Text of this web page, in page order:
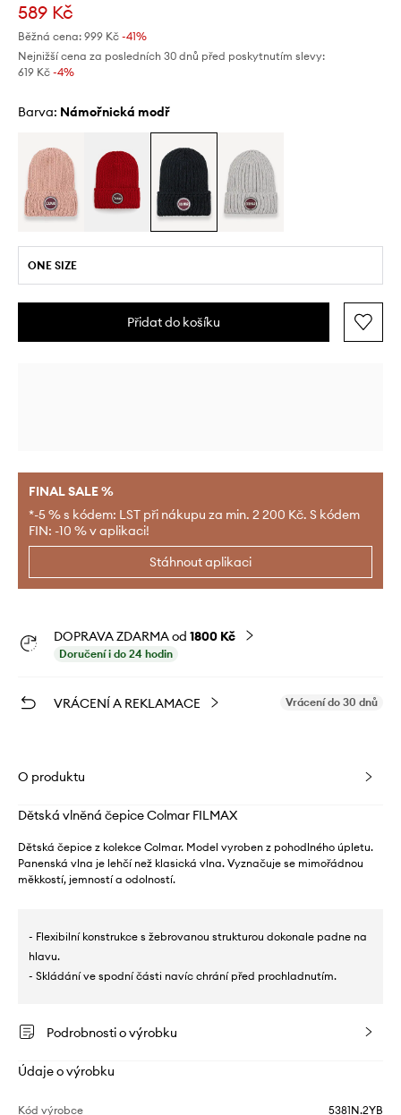
589 Kč
Běžná cena: 999 Kč -41%
Nejnižší cena za posledních 30 dnů před poskytnutím slevy:
619 Kč -4%
Barva: námořnická modř
ONE SIZE
Přidat do košíku
FINAL SALE %
*-5 % s kódem: LST při nákupu za min. 2 200 Kč. S kódem
FIN: -10 % v aplikaci!
Stáhnout aplikaci
DOPRAVA ZDARMA od 1800 Kč
Doručení i do 24 hodin
VRÁCENÍ A REKLAMACE Vrácení do 30 dnů
O produktu
Dětská vlněná čepice Colmar FILMAX
Dětská čepice z kolekce Colmar. Model vyroben z pohodlného úpletu.
Panenská vlna je lehčí než klasická vlna. Vyznačuje se mimořádnou
měkkostí, jemností a odolností.
- Flexibilní konstrukce s žebrovanou strukturou dokonale padne na
hlavu.
- Skládání ve spodní části navíc chrání před prochladnutím.
Podrobnosti o výrobku
Údaje o výrobku
Kód výrobce 5381N.2YB